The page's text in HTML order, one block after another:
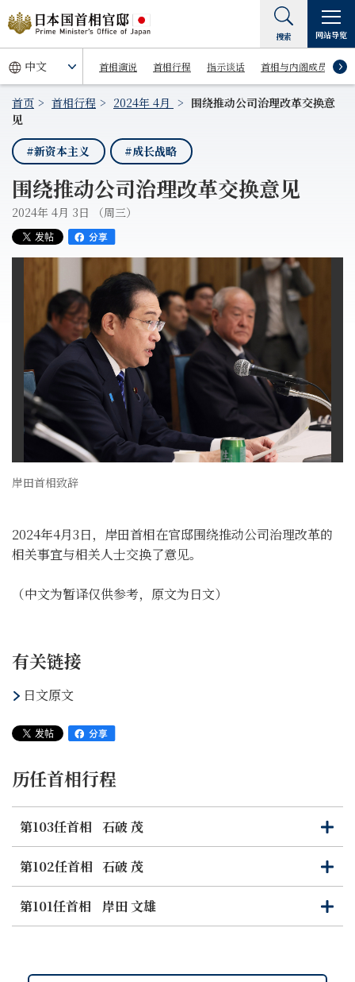
首相演说 首相行程 指示谈话 首相与内阁成员
搜索 网站导览
首页 首相行程 2024年 4月
围绕推动公司治理改革交换意
见
#新资本主义
#成长战略
围绕推动公司治理改革交换意见
2024年 4月 3日 （周三）
岸田首相致辞
2024年4月3日，岸田首相在官邸围绕推动公司治理改革的
相关事宜与相关人士交换了意见。
（中文为暂译仅供参考，原文为日文）
有关链接
日文原文
历任首相行程
第103任首相 石破 茂
打
开
关
闭
第102任首相 石破 茂
打
开
关
闭
第101任首相
岸田 文雄
打
开
关
闭